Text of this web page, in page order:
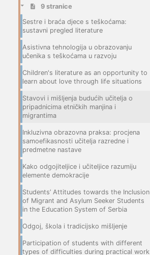
9 stranice
Sestre i braća djece s teškoćama:
sustavni pregled literature
Asistivna tehnologija u obrazovanju
učenika s teškoćama u razvoju
Children's literature as an opportunity to
learn about love through life situations
Stavovi i mišljenja budućih učitelja o
pripadnicima etničkih manjina i
migrantima
Inkluzivna obrazovna praksa: procjena
samoefikasnosti učitelja razredne i
predmetne nastave
Kako odgojiteljice i učiteljice razumiju
elemente demokracije
Students’ Attitudes towards the Inclusion
of Migrant and Asylum Seeker Students
in the Education System of Serbia
Odgoj, škola i tradicijsko mišljenje
Participation of students with different
types of difficulties during practical work